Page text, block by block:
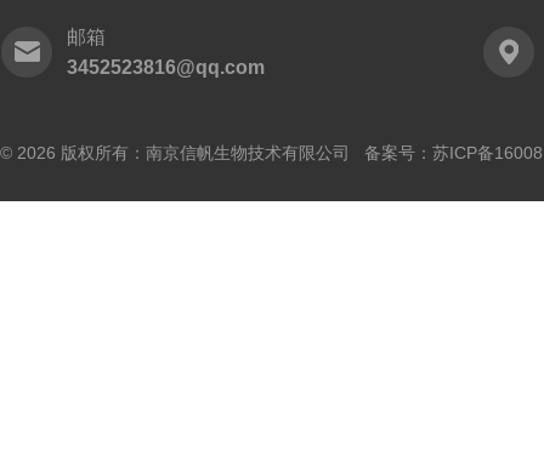
邮箱
3452523816@qq.com
© 2026 版权所有：南京信帆生物技术有限公司 备案号： 苏ICP备